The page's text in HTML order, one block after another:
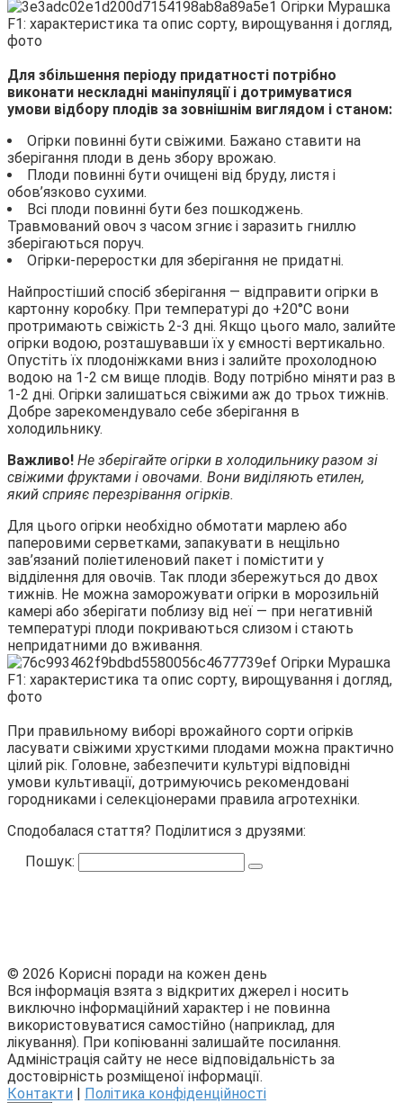
Для збільшення періоду придатності потрібно
виконати нескладні маніпуляції і дотримуватися
умови відбору плодів за зовнішнім виглядом і станом:
Огірки повинні бути свіжими. Бажано ставити на
зберігання плоди в день збору врожаю.
Плоди повинні бути очищені від бруду, листя і
обов’язково сухими.
Всі плоди повинні бути без пошкоджень.
Травмований овоч з часом згниє і заразить гниллю
зберігаються поруч.
Огірки-переростки для зберігання не придатні.
Найпростіший спосіб зберігання — відправити огірки в
картонну коробку. При температурі до +20°С вони
протримають свіжість 2-3 дні. Якщо цього мало, залийте
огірки водою, розташувавши їх у ємності вертикально.
Опустіть їх плодоніжками вниз і залийте прохолодною
водою на 1-2 см вище плодів. Воду потрібно міняти раз в
1-2 дні. Огірки залишаться свіжими аж до трьох тижнів.
Добре зарекомендувало себе зберігання в
холодильнику.
Важливо! Не зберігайте огірки в холодильнику разом зі
свіжими фруктами і овочами. Вони виділяють етилен,
який сприяє перезрівання огірків.
Для цього огірки необхідно обмотати марлею або
паперовими серветками, запакувати в нещільно
зав’язаний поліетиленовий пакет і помістити у
відділення для овочів. Так плоди збережуться до двох
тижнів. Не можна заморожувати огірки в морозильній
камері або зберігати поблизу від неї — при негативній
температурі плоди покриваються слизом і стають
непридатними до вживання.
При правильному виборі врожайного сорти огірків
ласувати свіжими хрусткими плодами можна практично
цілий рік. Головне, забезпечити культурі відповідні
умови культивації, дотримуючись рекомендовані
городниками і селекціонерами правила агротехніки.
Сподобалася стаття? Поділитися з друзями:
Пошук:
© 2026 Корисні поради на кожен день
Вся інформація взята з відкритих джерел і носить
виключно інформаційний характер і не повинна
використовуватися самостійно (наприклад, для
лікування). При копіюванні залишайте посилання.
Адміністрація сайту не несе відповідальність за
достовірність розміщеної інформації.
Контакти
Політика конфіденційності